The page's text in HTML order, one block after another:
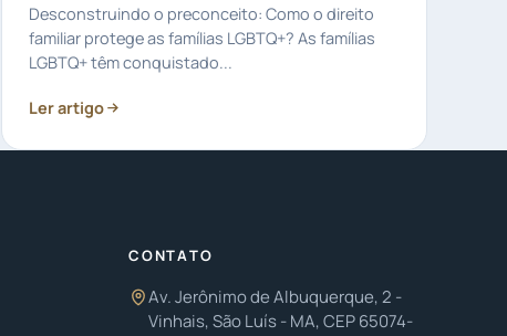
Desconstruindo o preconceito: Como o direito
familiar protege as famílias LGBTQ+? As famílias
LGBTQ+ têm conquistado...
Ler artigo
CONTATO
Av. Jerônimo de Albuquerque, 2 -
Vinhais, São Luís - MA, CEP 65074-